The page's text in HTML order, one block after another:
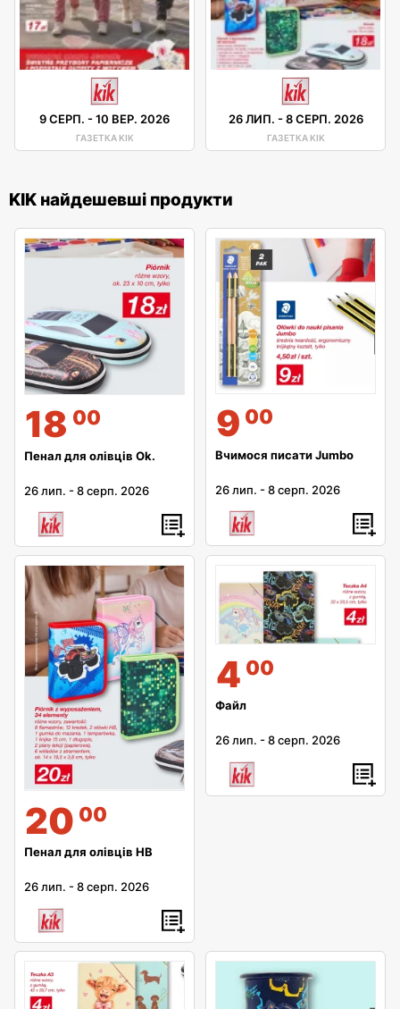
9 СЕРП. -10 ВЕР. 2026
ГАЗЕТКА KIK
26 ЛИП. -8 СЕРП. 2026
ГАЗЕТКА KIK
KIK найдешевші продукти
18 00
Пенал для олівців Ok.
26 лип. -8 серп. 2026
9 00
Вчимося писати Jumbo
26 лип. -8 серп. 2026
20 00
Пенал для олівців HB
26 лип. -8 серп. 2026
4 00
Файл
26 лип. -8 серп. 2026